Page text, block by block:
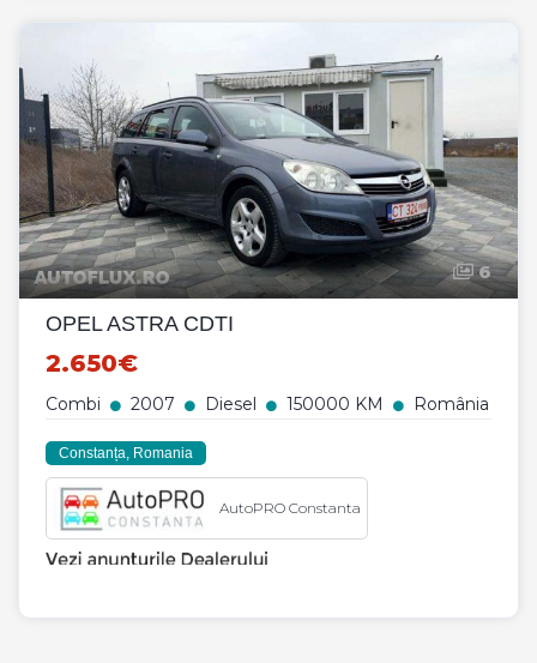
6
OPEL ASTRA CDTI
2.650€
Combi 2007 Diesel 150000 KM România
Constanța, Romania
AutoPRO Constanta